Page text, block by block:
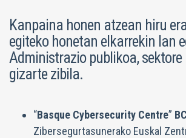
Kanpaina honen atzean hiru
egiteko honetan elkarrekin lan
Administrazio publikoa,
gizarte zibila.
“Basque Cybersecurity Centre”
Zibersegurtasunerako Euskal